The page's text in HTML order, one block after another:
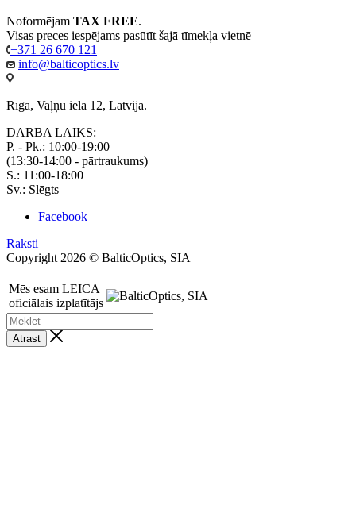
Noformējam TAX FREE.
Visas preces iespējams pasūtīt šajā tīmekļa vietnē
+371 26 670 121
info@balticoptics.lv
Rīga, Vaļņu iela 12, Latvija.
DARBA LAIKS:
P. - Pk.: 10:00-19:00
(13:30-14:00 - pārtraukums)
S.: 11:00-18:00
Sv.: Slēgts
Facebook
Raksti
Copyright 2026 © BalticOptics, SIA
Mēs esam LEICA
oficiālais izplatītājs
Atrast